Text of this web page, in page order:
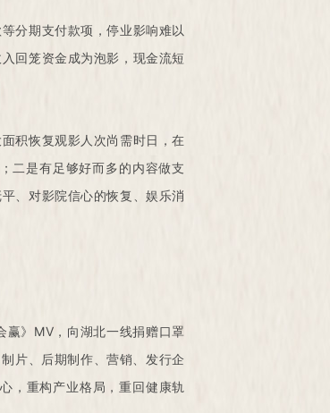
分期支付款项，停业影响难以
回笼资金成为泡影，现金流短
积恢复观影人次尚需时日，在
二是有足够好而多的内容做支
、对影院信心的恢复、娱乐消
》MV，向湖北一线捐赠口罩
片、后期制作、营销、发行企
，重构产业格局，重回健康轨